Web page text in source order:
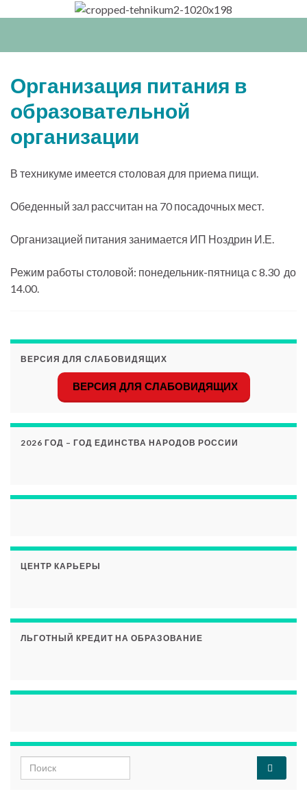
выкл
Организация питания в
образовательной
организации
В техникуме имеется столовая для приема пищи.
Обеденный зал рассчитан на 70 посадочных мест.
Организацией питания занимается ИП Ноздрин И.Е.
Режим работы столовой: понедельник-пятница с 8.30 до
14.00.
ВЕРСИЯ ДЛЯ СЛАБОВИДЯЩИХ
ВЕРСИЯ ДЛЯ СЛАБОВИДЯЩИХ
2026 ГОД – ГОД ЕДИНСТВА НАРОДОВ РОССИИ
ЦЕНТР КАРЬЕРЫ
ЛЬГОТНЫЙ КРЕДИТ НА ОБРАЗОВАНИЕ
Search for: